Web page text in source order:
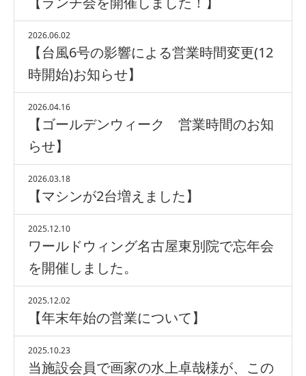
2026.06.02
【台風6号の影響による営業時間変更(12
時開始)お知らせ】
2026.04.16
【ゴールデンウィーク 営業時間のお知
らせ】
2026.03.18
【マシンが2台増えました】
2025.12.10
ワールドウィング名古屋東別院で忘年会
を開催しました。
2025.12.02
【年末年始の営業について】
2025.10.23
当施設会員で画家の水上卓哉様が、この